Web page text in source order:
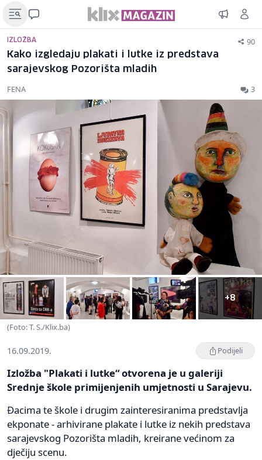
IZLOŽBA 90
Kako izgledaju plakati i lutke iz predstava
sarajevskog Pozorišta mladih
FENA 3
+8
(Foto: T. S./Klix.ba)
16.09.2019. Podijeli
Izložba "Plakati i lutke“ otvorena je u galeriji
Srednje škole primijenjenih umjetnosti u Sarajevu.
Đacima te škole i drugim zainteresiranima predstavlja
ekponate - arhivirane plakate i lutke iz nekih predstava
sarajevskog Pozorišta mladih, kreirane većinom za
dječiju scenu.